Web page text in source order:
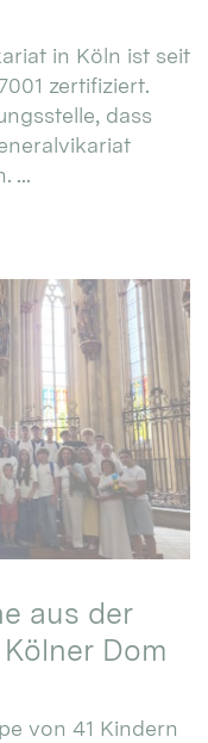
in Köln ist seit
zertifiziert.
dass
...
aus der
Dom
von 41 Kindern